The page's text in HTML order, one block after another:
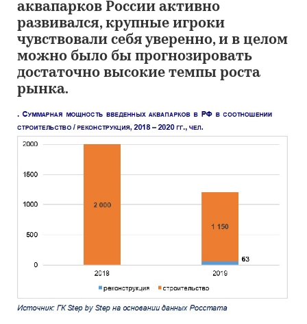
аквапарков России активно
развивался, крупные игроки
чувствовали себя уверенно, и в целом
можно было бы прогнозировать
достаточно высокие темпы роста
рынка.